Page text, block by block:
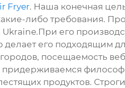
Fryer. Наша конечная
либо требования.
его
делает его подходящим
посещаемость
придерживаемся
продуктов.